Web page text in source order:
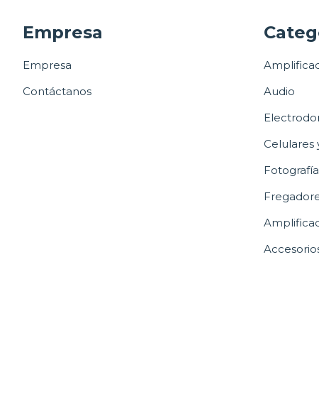
Empresa
Empresa
Contáctanos
Audio
Celulares
Fotografía